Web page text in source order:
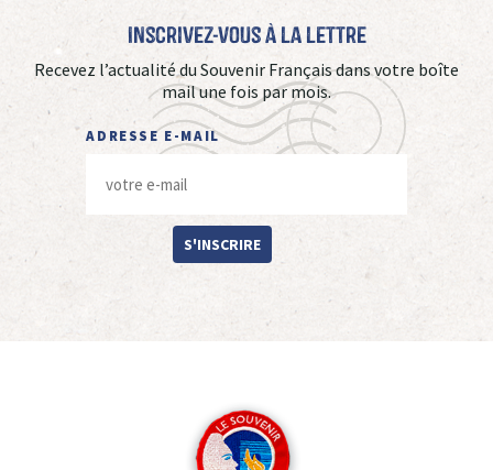
Inscrivez-vous à La Lettre
Recevez l’actualité du Souvenir Français dans votre boîte
mail une fois par mois.
ADRESSE E-MAIL
S'INSCRIRE